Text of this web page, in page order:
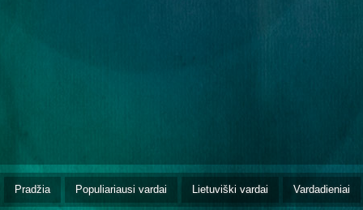
Pradžia Populiariausi vardai Lietuviški vardai Vardadieniai